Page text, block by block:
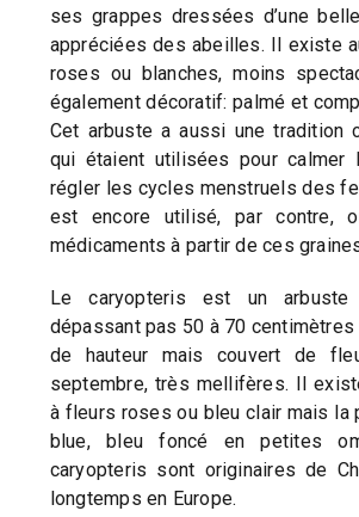
ses grappes dressées d’une
appréciées des abeilles. Il existe
roses ou blanches, moins
également décoratif: palmé et
Cet arbuste a aussi une tradition
qui étaient utilisées pour
régler les cycles menstruels des
est encore utilisé, par contre,
médicaments à partir de ces
Le caryopteris est un
dépassant pas 50 à 70 centimètres
de hauteur mais couvert de
septembre, très mellifères. Il
à fleurs roses ou bleu clair mais la
blue, bleu foncé en petites
caryopteris sont originaires de
longtemps en Europe.